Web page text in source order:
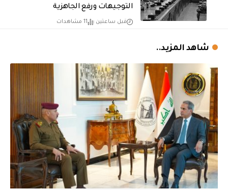
التوجيهات ورفع الجاهزية
قبل ساعتين 11 مشاهدات
شاهد المزيد..